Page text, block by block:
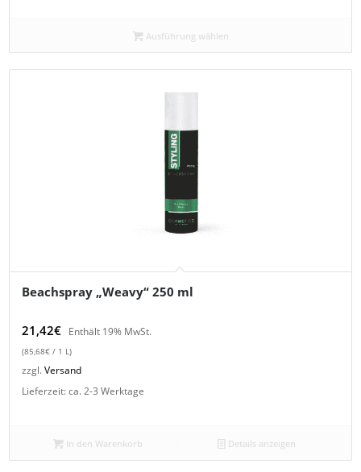
Ausführung wählen
Beachspray „Weavy“ 250 ml
21,42€ Enthält 19% MwSt.
(85,68€ / 1 L)
zzgl.Versand
Lieferzeit: ca. 2-3 Werktage
In den Warenkorb Details anzeigen